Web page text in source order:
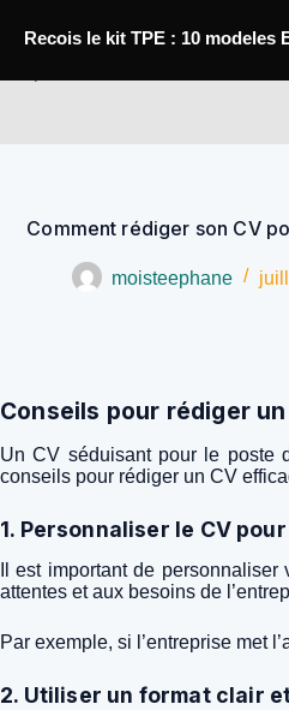
Comment rédiger son CV
moisteephane
Conseils pour rédiger
Un CV séduisant pour le poste
conseils pour rédiger un CV
1. Personnaliser le CV
Il est important de
attentes et aux besoins de
Par exemple, si l’entreprise met
2. Utiliser un format clair
Recois le kit TPE : 10 modeles